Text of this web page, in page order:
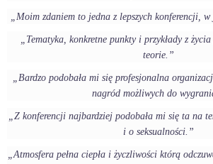
„Moim zdaniem to jedna z lepszych konferencji,
„Tematyka, konkretne punkty i przykłady z
teorie.”
„Bardzo podobała mi się profesjonalna
nagród możliwych do
„Z konferencji najbardziej podobała mi się ta na
i o seksualności.”
„Atmosfera pełna ciepła i życzliwości którą